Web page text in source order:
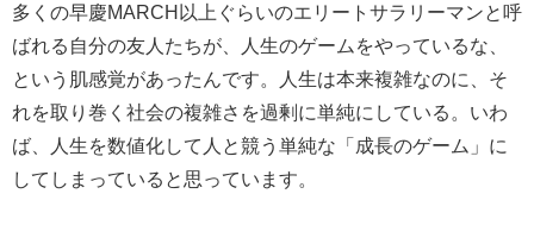
多くの早慶MARCH以上ぐらいのエリートサラリーマンと呼
ばれる自分の友人たちが、人生のゲームをやっているな、
という肌感覚があったんです。人生は本来複雑なのに、そ
れを取り巻く社会の複雑さを過剰に単純にしている。いわ
ば、人生を数値化して人と競う単純な「成長のゲーム」に
してしまっていると思っています。